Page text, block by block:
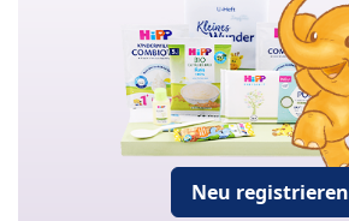
Neu registrieren